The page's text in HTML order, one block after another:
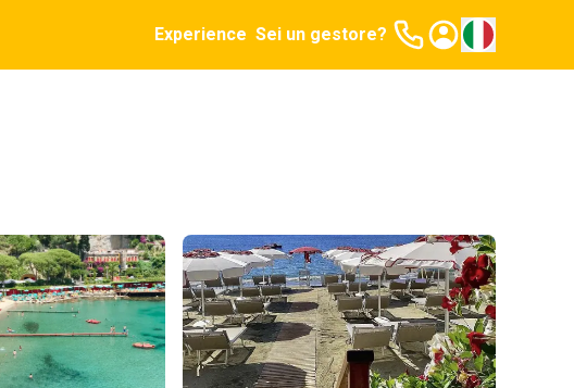
Experience Sei un gestore?